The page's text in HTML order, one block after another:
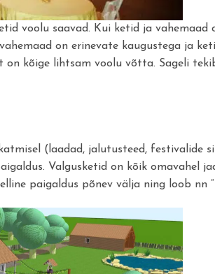
voolu saavad. Kui ketid ja vahemaad
on erinevate kaugustega ja
kõige lihtsam voolu võtta. Sageli
(laadad, jalutusteed, festivalide
Valgusketid on kõik omavahel
paigaldus põnev välja ning loob nn